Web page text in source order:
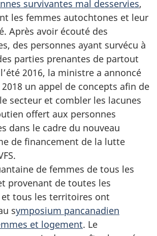
survivantes mal desservies,
les femmes autochtones et leur
Après avoir écouté des
des personnes ayant survécu à
parties prenantes de partout
2016, la ministre a annoncé
un appel de concepts afin de
secteur et combler les lacunes
offert aux personnes
dans le cadre du nouveau
de financement de la lutte
de femmes de tous les
provenant de toutes les
et tous les territoires ont
symposium pancanadien
et logement. Le